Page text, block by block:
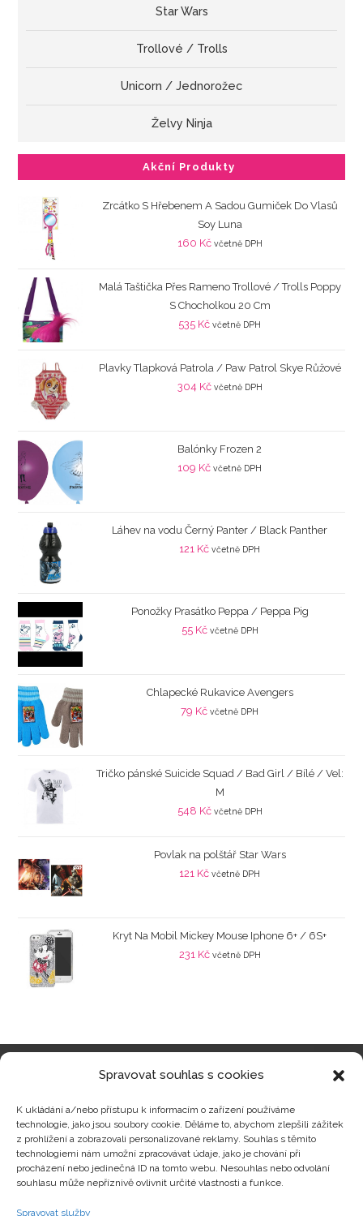
Spravovat souhlas s cookies
K ukládání a/nebo přístupu k informacím o zařízení používáme
technologie, jako jsou soubory cookie. Děláme to, abychom zlepšili zážitek
z prohlížení a zobrazovali personalizované reklamy. Souhlas s těmito
technologiemi nám umožní zpracovávat údaje, jako je chování při
procházení nebo jedinečná ID na tomto webu. Nesouhlas nebo odvolání
souhlasu může nepříznivě ovlivnit určité vlastnosti a funkce.
Spravovat služby
Star Wars
Trollové / Trolls
Unicorn / Jednorožec
Želvy Ninja
Akční Produkty
Zrcátko S Hřebenem A Sadou Gumiček Do Vlasů
Soy Luna
160 Kč včetně DPH
Malá Taštička Přes Rameno Trollové / Trolls Poppy
S Chocholkou 20 Cm
535 Kč včetně DPH
Plavky Tlapková Patrola / Paw Patrol Skye Růžové
304 Kč včetně DPH
Balónky Frozen 2
109 Kč včetně DPH
Láhev na vodu Černý Panter / Black Panther
121 Kč včetně DPH
Ponožky Prasátko Peppa / Peppa Pig
55 Kč včetně DPH
Chlapecké Rukavice Avengers
79 Kč včetně DPH
Tričko pánské Suicide Squad / Bad Girl / Bílé / Vel:
M
548 Kč včetně DPH
Povlak na polštář Star Wars
121 Kč včetně DPH
Kryt Na Mobil Mickey Mouse Iphone 6+ / 6S+
231 Kč včetně DPH
Zajímavosti